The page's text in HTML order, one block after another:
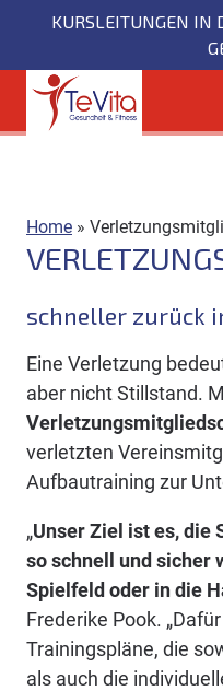
Inhalt
KURSLEITUNGEN IN
Home »
schneller zurück
Eine Verletzung
aber nicht Stillstand.
verletzten
Aufbautraining zur
„Unser Ziel ist es, die
so schnell und sicher
Spielfeld oder in die
Frederike Pook.
Trainingspläne, die
als auch die